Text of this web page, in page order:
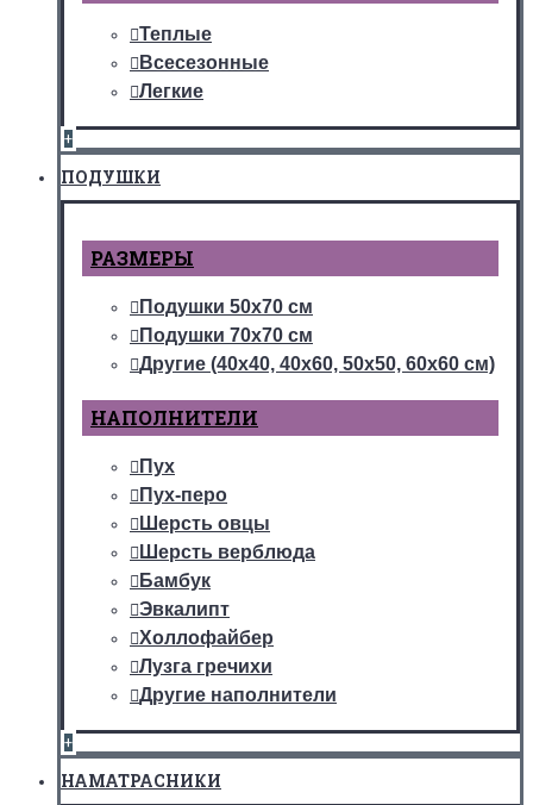
Теплые
Всесезонные
Легкие
+
ПОДУШКИ
РАЗМЕРЫ
Подушки 50х70 см
Подушки 70х70 см
Другие (40х40, 40х60, 50х50, 60х60 см)
НАПОЛНИТЕЛИ
Пух
Пух-перо
Шерсть овцы
Шерсть верблюда
Бамбук
Эвкалипт
Холлофайбер
Лузга гречихи
Другие наполнители
+
НАМАТРАСНИКИ